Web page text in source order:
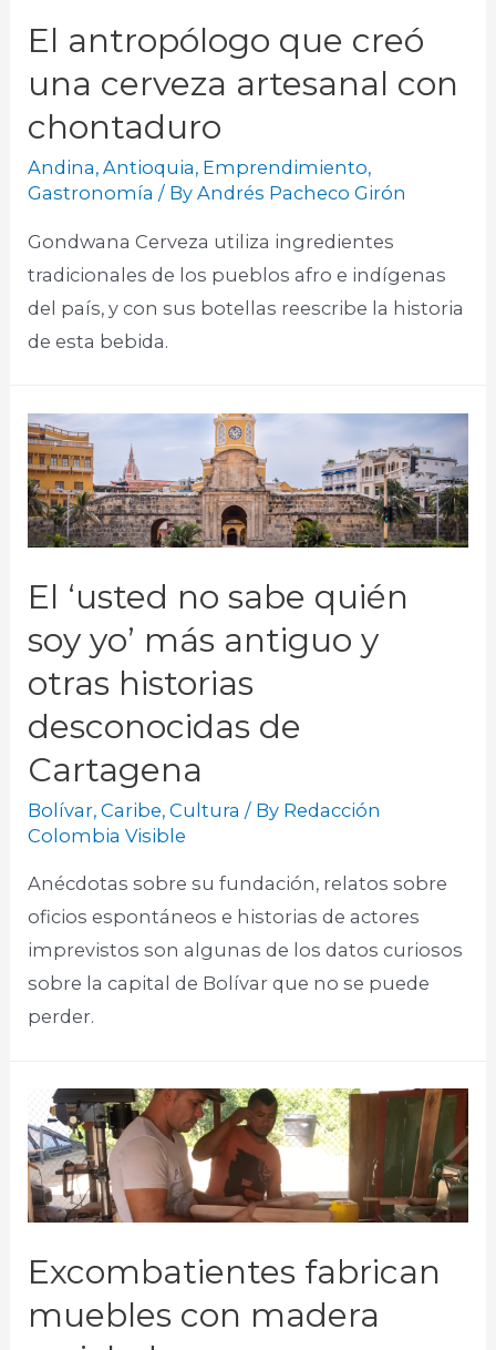
El antropólogo que creó
una cerveza artesanal con
chontaduro
Andina,Antioquia, Emprendimiento,
Gastronomía / ByAndrés Pacheco Girón
Gondwana Cerveza utiliza ingredientes
tradicionales de los pueblos afro e indígenas
del país, y con sus botellas reescribe la historia
de esta bebida.
El ‘usted no sabe quién
soy yo’ más antiguo y
otras historias
desconocidas de
Cartagena
Bolívar,Caribe,Cultura / By Redacción
Colombia Visible
Anécdotas sobre su fundación, relatos sobre
oficios espontáneos e historias de actores
imprevistos son algunas de los datos curiosos
sobre la capital de Bolívar que no se puede
perder.
Excombatientes fabrican
muebles con madera